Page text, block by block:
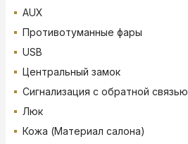
AUX
Противотуманные фары
USB
Центральный замок
Сигнализация с обратной связью
Люк
Кожа (Материал салона)